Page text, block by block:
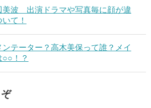
美波 出演ドラマや写真毎に顔が違
て！
テーター？高木美保って誰？メイ
○○！？